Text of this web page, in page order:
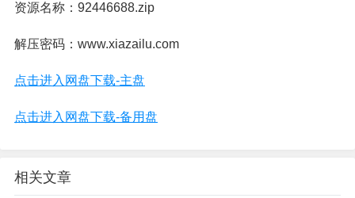
资源名称：92446688.zip
解压密码：www.xiazailu.com
点击进入网盘下载-主盘
点击进入网盘下载-备用盘
相关文章